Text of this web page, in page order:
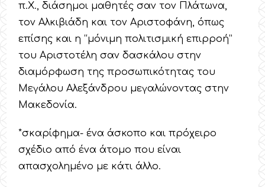
π.Χ., διάσημοι μαθητές σαν τον Πλάτωνα,
τον Αλκιβιάδη και τον Αριστοφάνη, όπως
επίσης και η “μόνιμη πολιτισμική επιρροή”
του Αριστοτέλη σαν δασκάλου στην
διαμόρφωση της προσωπικότητας του
Μεγάλου Αλεξάνδρου μεγαλώνοντας στην
Μακεδονία.
*σκαρίφημα- ένα άσκοπο και πρόχειρο
σχέδιο από ένα άτομο που είναι
απασχολημένο με κάτι άλλο.